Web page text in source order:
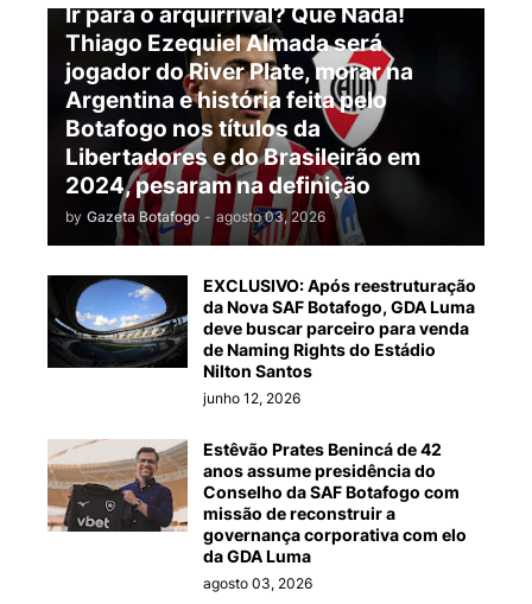
Ir para o arquirrival? Que Nada!
Thiago Ezequiel Almada será
jogador do River Plate, morar na
Argentina e história feita pelo
Botafogo nos títulos da
Libertadores e do Brasileirão em
2024, pesaram na definição
by Gazeta Botafogo - agosto 03, 2026
EXCLUSIVO: Após reestruturação
da Nova SAF Botafogo, GDA Luma
deve buscar parceiro para venda
de Naming Rights do Estádio
Nilton Santos
junho 12, 2026
Estêvão Prates Benincá de 42
anos assume presidência do
Conselho da SAF Botafogo com
missão de reconstruir a
governança corporativa com elo
da GDA Luma
agosto 03, 2026